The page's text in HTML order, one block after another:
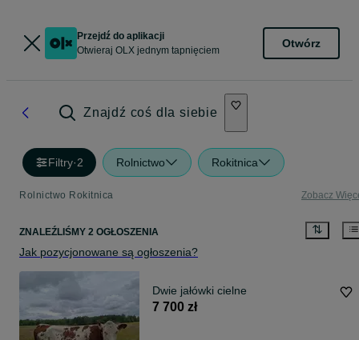
Przejdź do aplikacji
Otwieraj OLX jednym tapnięciem
Otwórz
Znajdź coś dla siebie
Filtry·2 Rolnictwo Rokitnica
Rolnictwo Rokitnica Zobacz
ZNALEŹLIŚMY 2 OGŁOSZENIA
Jak pozycjonowane są ogłoszenia?
Dwie jałówki cielne
7 700 zł